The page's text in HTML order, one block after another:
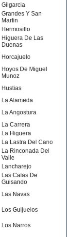
Gilgarcia
Grandes Y San
Martin
Hermosillo
Higuera De Las
Duenas
Horcajuelo
Hoyos De Miguel
Munoz
Hustias
La Alameda
La Angostura
La Carrera
La Higuera
La Lastra Del Cano
La Rinconada Del
Valle
Lancharejo
Las Calas De
Guisando
Las Navas
Los Guijuelos
Los Narros